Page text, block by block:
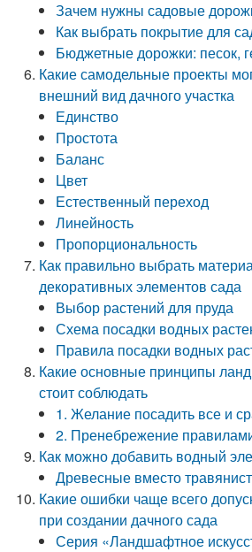
Зачем нужны садовые
Как выбрать покрытие для
Бюджетные дорожки: песок,
Какие самодельные проекты
внешний вид дачного участка
Единство
Простота
Баланс
Цвет
Естественный переход
Линейность
Пропорциональность
Как правильно выбрать
декоративных элементов сада
Выбор растений для пруда
Схема посадки водных
Правила посадки водных
Какие основные принципы
стоит соблюдать
1. Желание посадить все и
2. Пренебрежение
Как можно добавить водный
Древесные вместо
Какие ошибки чаще всего
при создании дачного сада
Серия «Ландшафтное